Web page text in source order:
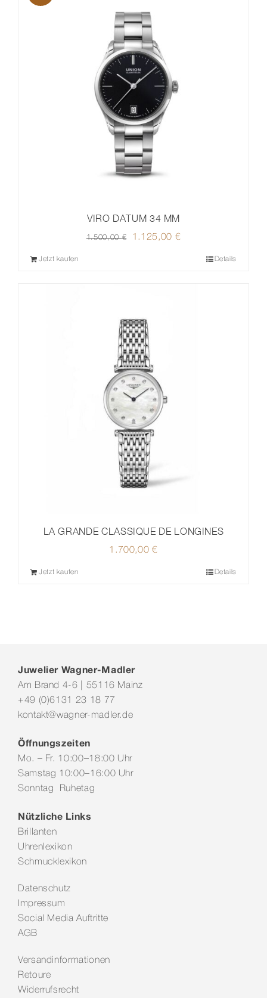
VIRO DATUM 34 MM
1.500,00€
Ursprünglicher
1.125,00 €
Jetzt kaufen Details
LA GRANDE CLASSIQUE DE LONGINES
1.700,00€
Jetzt kaufen Details
Juwelier Wagner-Madler
Am Brand 4-6 | 55116 Mainz
+49 (0)6131 23 18 77
kontakt@wagner-madler.de
Öffnungszeiten
Mo. – Fr. 10:00–18:00 Uhr
Samstag 10:00–16:00 Uhr
Sonntag Ruhetag
Nützliche Links
Brillanten
Uhrenlexikon
Schmucklexikon
Datenschutz
Impressum
Social Media Auftritte
AGB
Versandinformationen
Retoure
Widerrufsrecht